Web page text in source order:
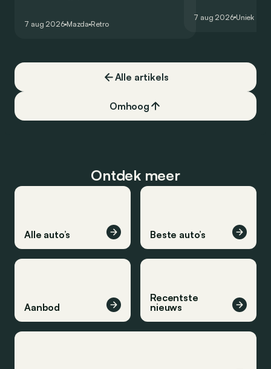
7 aug 2026 Mazda Retro
7 aug 2026 Uniek
Alle artikels
Omhoog
Ontdek meer
Alle auto’s Beste auto’s
Aanbod
Recentste
nieuws